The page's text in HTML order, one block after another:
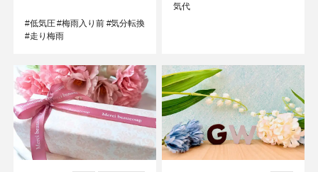
#低気圧 #梅雨入り前 #気分転換
#走り梅雨
気代